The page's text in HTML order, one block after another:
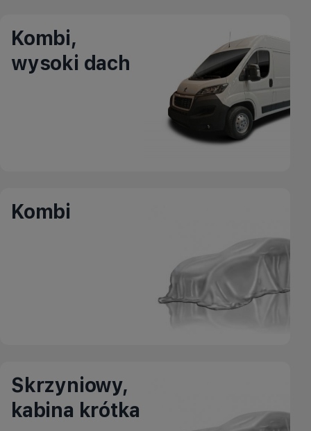
Kombi,
wysoki dach
Kombi
Skrzyniowy,
kabina krótka